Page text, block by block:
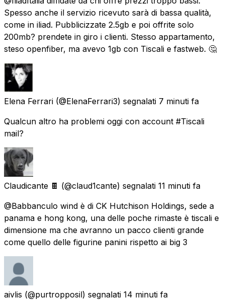
Spesso anche il servizio ricevuto sarà di bassa qualità,
come in iliad. Pubblicizzate 2.5gb e poi offrite solo
200mb? prendete in giro i clienti. Stesso appartamento,
steso openfiber, ma avevo 1gb con Tiscali e fastweb. 🤔
Elena Ferrari (@ElenaFerrari3) segnalati 7 minuti fa
Qualcun altro ha problemi oggi con account #Tiscali
mail?
Claudicante 🍫 (@claud1cante) segnalati 11 minuti fa
@Babbanculo wind è di CK Hutchison Holdings, sede a
panama e hong kong, una delle poche rimaste è tiscali e
dimensione ma che avranno un pacco clienti grande
come quello delle figurine panini rispetto ai big 3
aivlis (@purtropposil) segnalati 14 minuti fa